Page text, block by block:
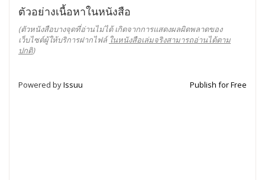
ตัวอย่างเนื้อหาในหนังสือ
(ตัวหนังสือบางจุดที่อ่านไม่ได้ เกิดจากการแสดงผลผิดพลาดของ
เว็บไซต์ผู้ให้บริการฝากไฟล์ ในหนังสือเล่มจริงสามารถอ่านได้ตาม
ปกติ)
Powered byIssuu Publish for Free